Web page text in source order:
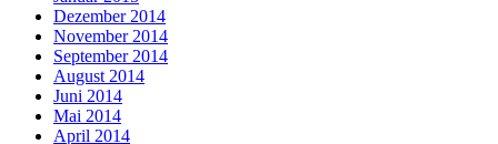
Dezember 2014
November 2014
September 2014
August 2014
Juni 2014
Mai 2014
April 2014